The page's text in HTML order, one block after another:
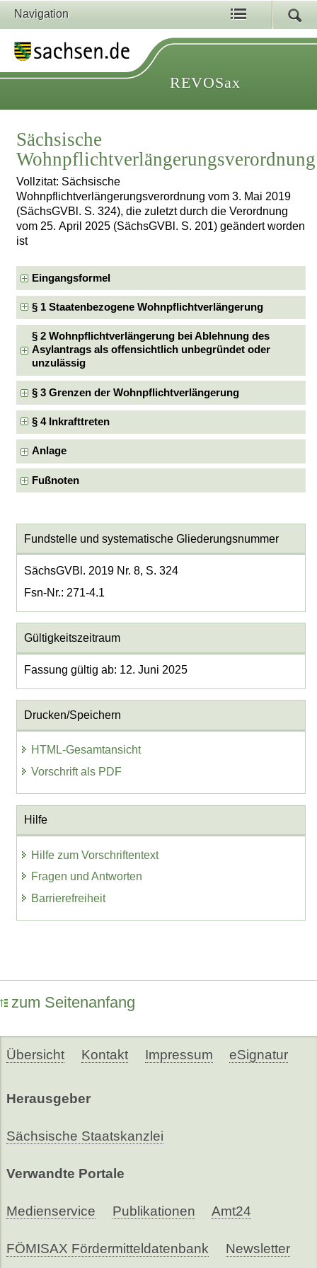
Navigation
REVOSax
Sächsische
Wohnpflichtverlängerungsverordnung
Vollzitat: Sächsische
Wohnpflichtverlängerungsverordnung vom 3. Mai 2019
(SächsGVBl. S. 324), die zuletzt durch die Verordnung
vom 25. April 2025 (SächsGVBl. S. 201) geändert worden
ist
Eingangsformel
§ 1 Staatenbezogene Wohnpflichtverlängerung
§ 2 Wohnpflichtverlängerung bei Ablehnung des
Asylantrags als offensichtlich unbegründet oder
unzulässig
§ 3 Grenzen der Wohnpflichtverlängerung
§ 4 Inkrafttreten
Anlage
Fußnoten
Fundstelle und systematische Gliederungsnummer
SächsGVBl. 2019 Nr. 8, S. 324
Fsn-Nr.: 271-4.1
Gültigkeitszeitraum
Fassung gültig ab: 12. Juni 2025
Drucken/Speichern
HTML-Gesamtansicht
Vorschrift als PDF
Hilfe
Hilfe zum Vorschriftentext
Fragen und Antworten
Barrierefreiheit
zum Seitenanfang
Übersicht Kontakt Impressum eSignatur
Herausgeber
Sächsische Staatskanzlei
Verwandte Portale
Medienservice Publikationen Amt24
FÖMISAX Fördermitteldatenbank Newsletter